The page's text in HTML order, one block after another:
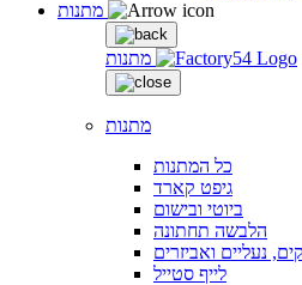
מתנות
מתנות
כל המתנות
גיפט קארד
ביוטי ובישום
הלבשה תחתונה
נעליים ואביזרים
לייף סטייל